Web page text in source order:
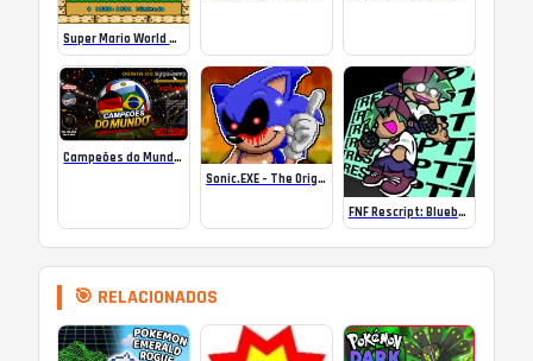
Super Mario World SA-1 Online
Campeões do Mundo (ISS) Online
Sonic.EXE – The Original Game Online
FNF Rescript: Blueballed
🎯 RELACIONADOS